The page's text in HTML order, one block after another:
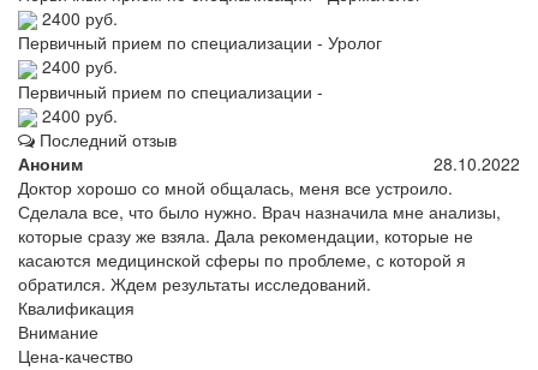
2400 руб.
Первичный прием по специализации - Уролог
2400 руб.
Первичный прием по специализации -
2400 руб.
Последний отзыв
Аноним
28.10.2022
Доктор хорошо со мной общалась, меня все устроило.
Сделала все, что было нужно. Врач назначила мне анализы,
которые сразу же взяла. Дала рекомендации, которые не
касаются медицинской сферы по проблеме, с которой я
обратился. Ждем результаты исследований.
Квалификация
Внимание
Цена-качество